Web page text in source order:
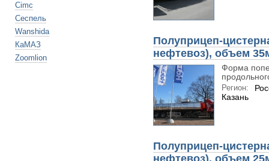
Cimc
Сеспель
Wanshida
КаМАЗ
Zoomlion
Полуприцеп-
нефтевоз), объем
Форма
Регион:
Казань
Полуприцеп-
нефтевоз), объем